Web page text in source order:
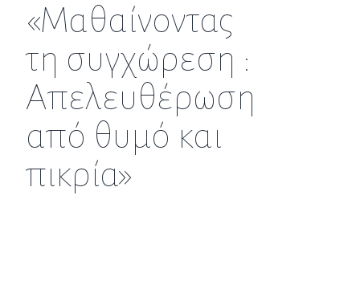
«Μαθαίνοντας
τη συγχώρεση :
Απελευθέρωση
από θυμό και
πικρία»